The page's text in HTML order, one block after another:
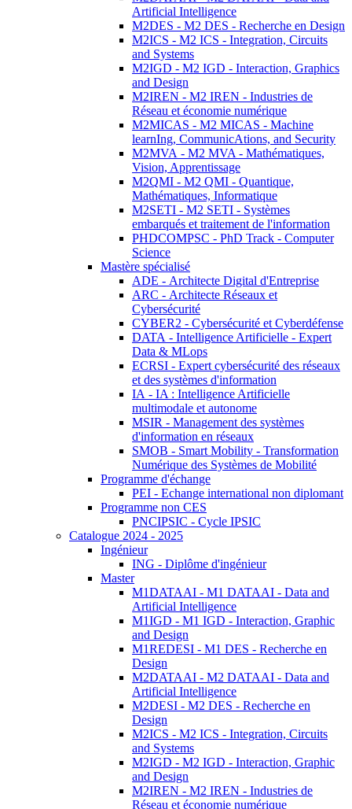
Artificial Intelligence
M2DES - M2 DES - Recherche en Design
M2ICS - M2 ICS - Integration, Circuits
and Systems
M2IGD - M2 IGD - Interaction, Graphics
and Design
M2IREN - M2 IREN - Industries de
Réseau et économie numérique
M2MICAS - M2 MICAS - Machine
learnIng, CommunicAtions, and Security
M2MVA - M2 MVA - Mathématiques,
Vision, Apprentissage
M2QMI - M2 QMI - Quantique,
Mathématiques, Informatique
M2SETI - M2 SETI - Systèmes
embarqués et traitement de l'information
PHDCOMPSC - PhD Track - Computer
Science
Mastère spécialisé
ADE - Architecte Digital d'Entreprise
ARC - Architecte Réseaux et
Cybersécurité
CYBER2 - Cybersécurité et Cyberdéfense
DATA - Intelligence Artificielle - Expert
Data & MLops
ECRSI - Expert cybersécurité des réseaux
et des systèmes d'information
IA - IA : Intelligence Artificielle
multimodale et autonome
MSIR - Management des systèmes
d'information en réseaux
SMOB - Smart Mobility - Transformation
Numérique des Systèmes de Mobilité
Programme d'échange
PEI - Echange international non diplomant
Programme non CES
PNCIPSIC - Cycle IPSIC
Catalogue 2024 - 2025
Ingénieur
ING - Diplôme d'ingénieur
Master
M1DATAAI - M1 DATAAI - Data and
Artificial Intelligence
M1IGD - M1 IGD - Interaction, Graphic
and Design
M1REDESI - M1 DES - Recherche en
Design
M2DATAAI - M2 DATAAI - Data and
Artificial Intelligence
M2DESI - M2 DES - Recherche en
Design
M2ICS - M2 ICS - Integration, Circuits
and Systems
M2IGD - M2 IGD - Interaction, Graphic
and Design
M2IREN - M2 IREN - Industries de
Réseau et économie numérique